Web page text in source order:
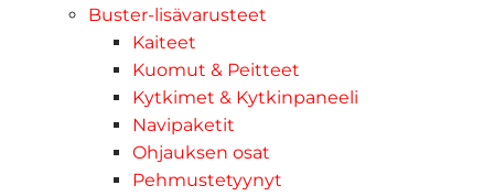
Buster-lisävarusteet
Kaiteet
Kuomut & Peitteet
Kytkimet & Kytkinpaneeli
Navipaketit
Ohjauksen osat
Pehmustetyynyt